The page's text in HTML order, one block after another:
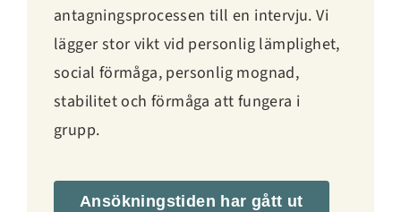
antagningsprocessen till en intervju. Vi
lägger stor vikt vid personlig lämplighet,
social förmåga, personlig mognad,
stabilitet och förmåga att fungera i
grupp.
Ansökningstiden har gått ut